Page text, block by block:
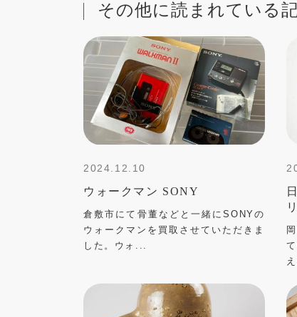
その他に読まれている
2024.12.10
ウォークマン SONY
倉敷市にて骨董などと一緒にSONYの
ウォークマンを買取させていただきま
した。ウォ...